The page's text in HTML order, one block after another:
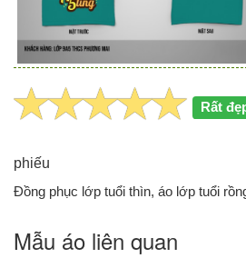
Rất
phiếu
Đồng phục lớp tuổi thìn, áo lớp tuổi
Mẫu áo liên quan